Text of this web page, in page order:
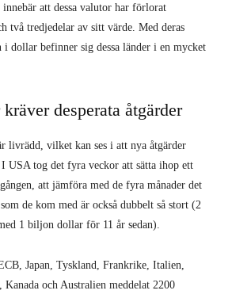
att dessa valutor har förlorat
två tredjedelar av sitt värde. Med deras
i dollar befinner sig dessa länder i en mycket
desperata åtgärder
livrädd, vilket kan ses i att nya åtgärder
I USA tog det fyra veckor att sätta ihop ett
att jämföra med de fyra månader det
de kom med är också dubbelt så stort (2
1 biljon dollar för 11 år sedan).
Japan, Tyskland, Frankrike, Italien,
Kanada och Australien meddelat 2200